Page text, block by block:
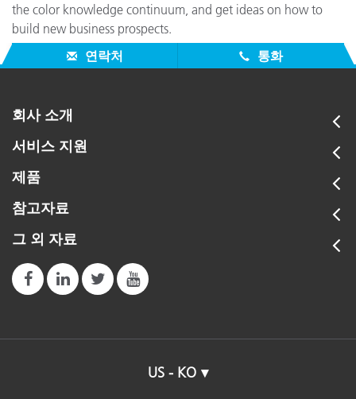
the color knowledge continuum, and get ideas on how to
build new business prospects.
연락처
통화
회사 소개
서비스 지원
제품
참고자료
그 외 자료
US - KO